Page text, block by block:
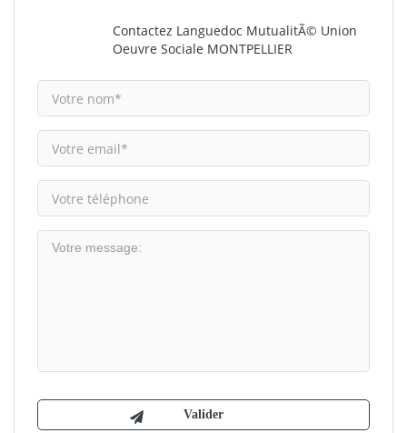
Contactez Languedoc MutualitÃ© Union
Oeuvre Sociale MONTPELLIER